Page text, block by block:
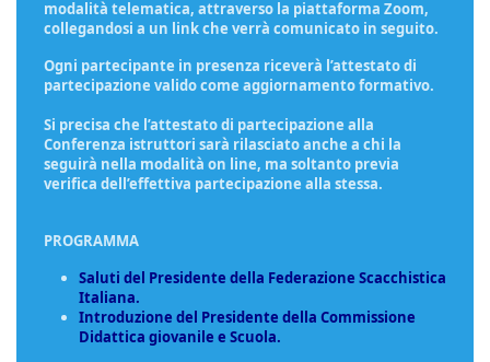
modalità telematica, attraverso la piattaforma Zoom,
collegandosi a un link che verrà comunicato in seguito.
Ogni partecipante in presenza riceverà l’attestato di
partecipazione valido come aggiornamento formativo.
Si precisa che l’attestato di partecipazione alla
Conferenza istruttori sarà rilasciato anche a chi la
seguirà nella modalità on line, ma soltanto previa
verifica dell’effettiva partecipazione alla stessa.
PROGRAMMA
Saluti del Presidente della Federazione Scacchistica
Italiana.
Introduzione del Presidente della Commissione
Didattica giovanile e Scuola.